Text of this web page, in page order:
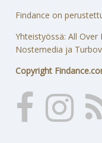
Findance on
Yhteistyössä: All
Nostemedia ja
Copyright